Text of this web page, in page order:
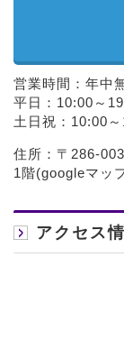
営業時間：年中
平日：10:00～
土日祝：10:00
住所：〒286-
1階(googleマッ
アクセス